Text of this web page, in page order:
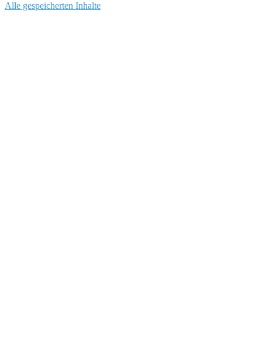
Alle gespeicherten Inhalte